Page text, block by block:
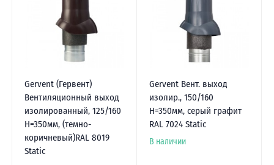
Gervent (Гервент)
Вентиляционный выход
изолированный, 125/160
Н=350мм, (темно-
коричневый)RAL 8019
Static
Gervent Вент. выход
изолир., 150/160
Н=350мм, серый графит
RAL 7024 Static
В наличии